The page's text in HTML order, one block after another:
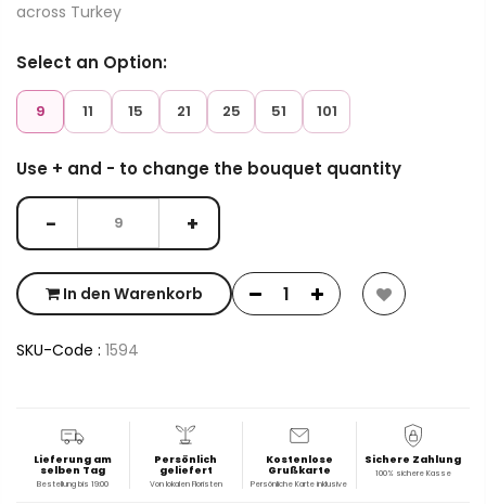
across Turkey
Select an Option:
9 11 15 21 25 51 101
Use + and - to change the bouquet quantity
− +
In den Warenkorb
SKU-Code : 1594
Lieferung am
selben Tag
Bestellung bis 19:00
Persönlich
geliefert
Von lokalen Floristen
Kostenlose
Grußkarte
Persönliche Karte inklusive
Sichere Zahlung
100% sichere Kasse